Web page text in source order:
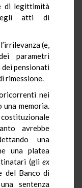
di legittimità
atti di
(e,
parametri
pensionati
rimessione.
nei
memoria.
avrebbe
una
una platea
(gli ex
del Banco di
sentenza